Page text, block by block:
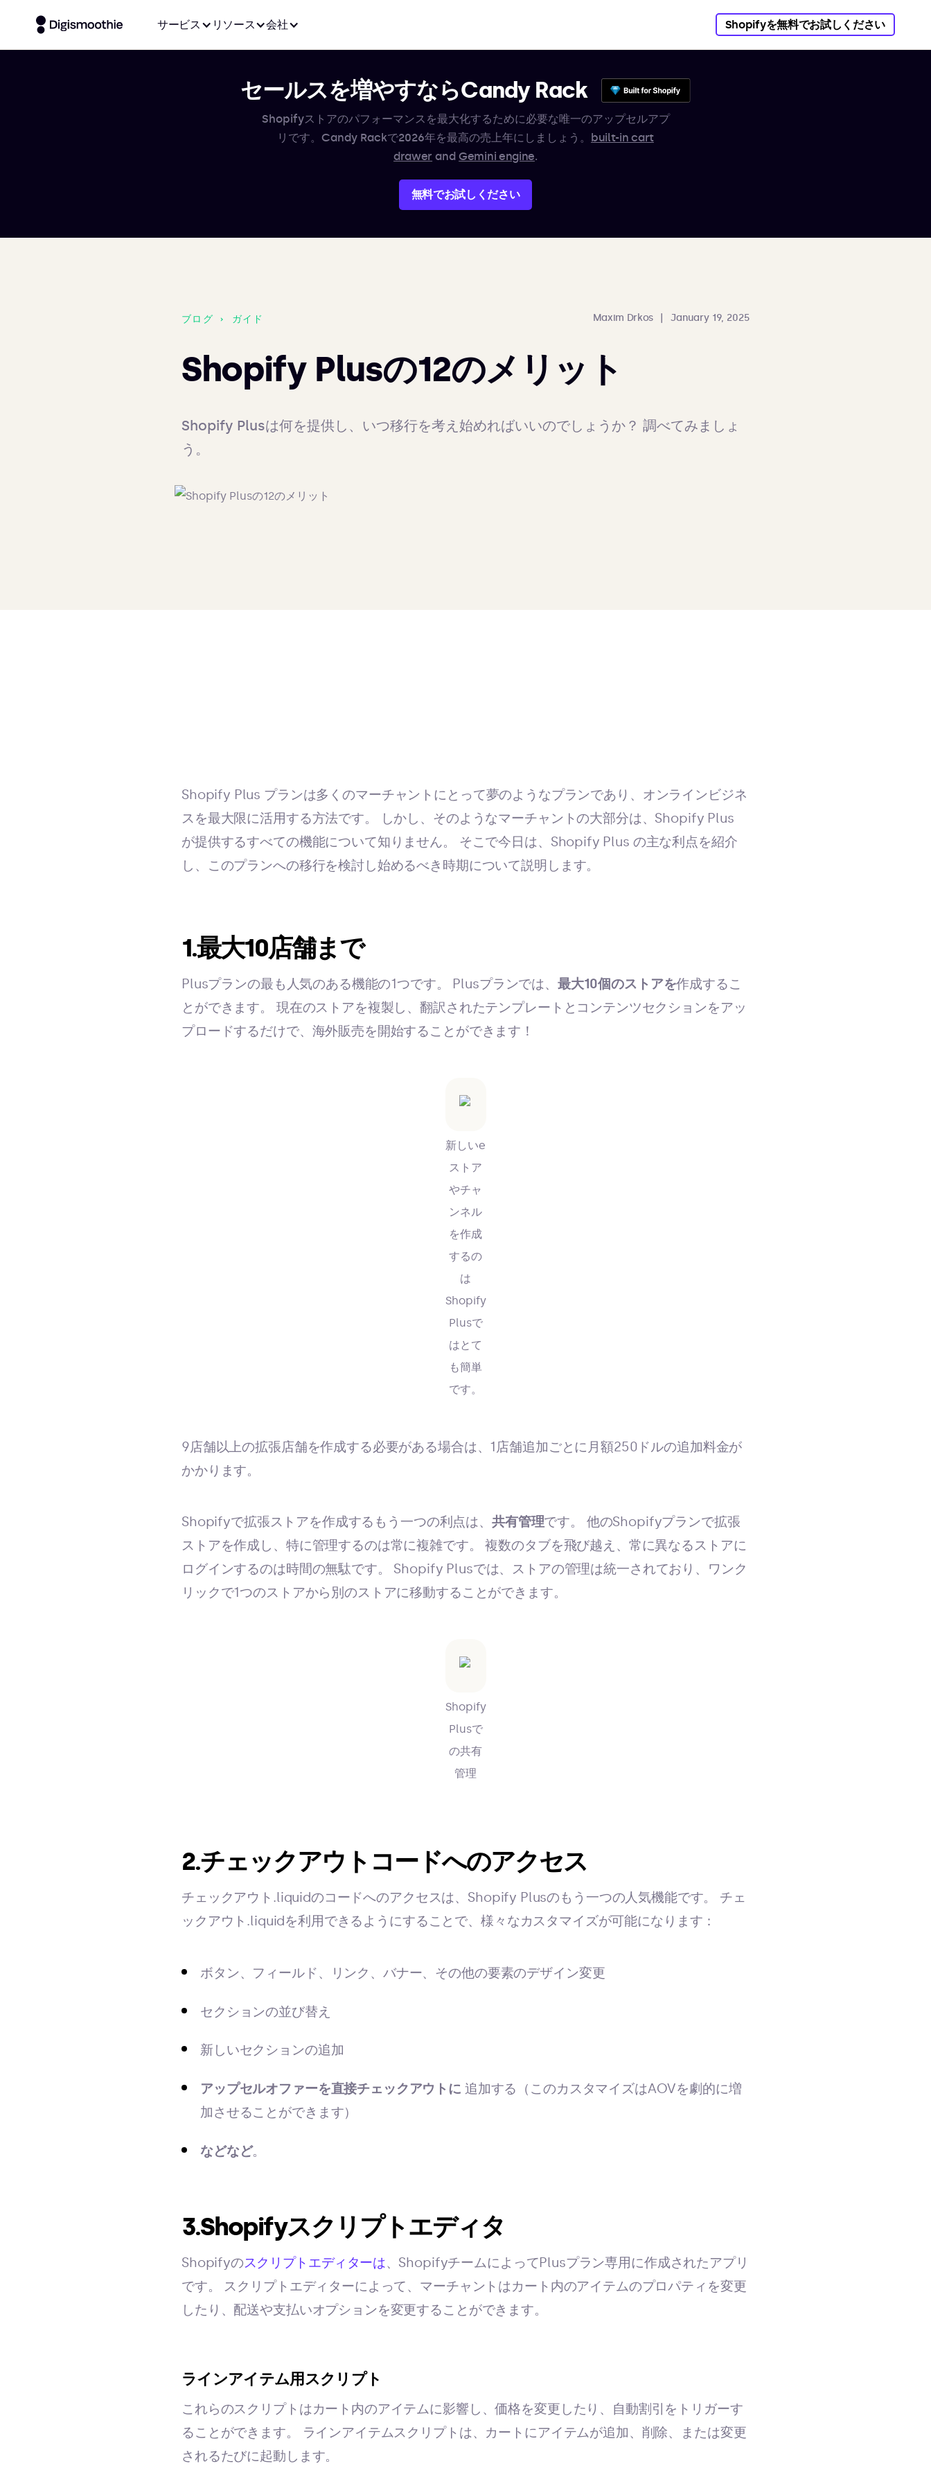
サービス リソース 会社 Shopifyを無料でお試しください
セールスを増やすならCandy Rack
Shopifyストアのパフォーマンスを最大化するために必要な唯一のアップセルアプ
リです。Candy Rackで2026年を最高の売上年にしましょう。 built-in cart
drawer andGemini engine.
無料でお試しください
ブログ › ガイド Maxim Drkos January 19, 2025
Shopify Plusの12のメリット
Shopify Plusは何を提供し、いつ移行を考え始めればいいのでしょうか？ 調べてみましょ
う。
Shopify Plus プランは多くのマーチャントにとって夢のようなプランであり、オンラインビジネ
スを最大限に活用する方法です。 しかし、そのようなマーチャントの大部分は、Shopify Plus
が提供するすべての機能について知りません。 そこで今日は、Shopify Plus の主な利点を紹介
し、このプランへの移行を検討し始めるべき時期について説明します。
1.最大10店舗まで
Plusプランの最も人気のある機能の1つです。 Plusプランでは、 最大10個のストアを作成するこ
とができます。 現在のストアを複製し、翻訳されたテンプレートとコンテンツセクションをアッ
プロードするだけで、海外販売を開始することができます！
新しいe
ストア
やチャ
ンネル
を作成
するの
は
Shopify
Plusで
はとて
も簡単
です。
9店舗以上の拡張店舗を作成する必要がある場合は、1店舗追加ごとに月額250ドルの追加料金が
かかります。
Shopifyで拡張ストアを作成するもう一つの利点は、 共有管理です。 他のShopifyプランで拡張
ストアを作成し、特に管理するのは常に複雑です。 複数のタブを飛び越え、常に異なるストアに
ログインするのは時間の無駄です。 Shopify Plusでは、ストアの管理は統一されており、ワンク
リックで1つのストアから別のストアに移動することができます。
Shopify
Plusで
の共有
管理
2.チェックアウトコードへのアクセス
チェックアウト.liquidのコードへのアクセスは、Shopify Plusのもう一つの人気機能です。 チェ
ックアウト.liquidを利用できるようにすることで、様々なカスタマイズが可能になります：
ボタン、フィールド、リンク、バナー、その他の要素のデザイン変更
セクションの並び替え
新しいセクションの追加
アップセルオファーを直接チェックアウトに 追加する（このカスタマイズはAOVを劇的に増
加させることができます）
などなど。
3.Shopifyスクリプトエディタ
Shopifyのスクリプトエディターは、ShopifyチームによってPlusプラン専用に作成されたアプリ
です。 スクリプトエディターによって、マーチャントはカート内のアイテムのプロパティを変更
したり、配送や支払いオプションを変更することができます。
ラインアイテム用スクリプト
これらのスクリプトはカート内のアイテムに影響し、価格を変更したり、自動割引をトリガーす
ることができます。 ラインアイテムスクリプトは、カートにアイテムが追加、削除、または変更
されるたびに起動します。